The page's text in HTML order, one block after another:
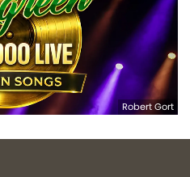
Robert Gort